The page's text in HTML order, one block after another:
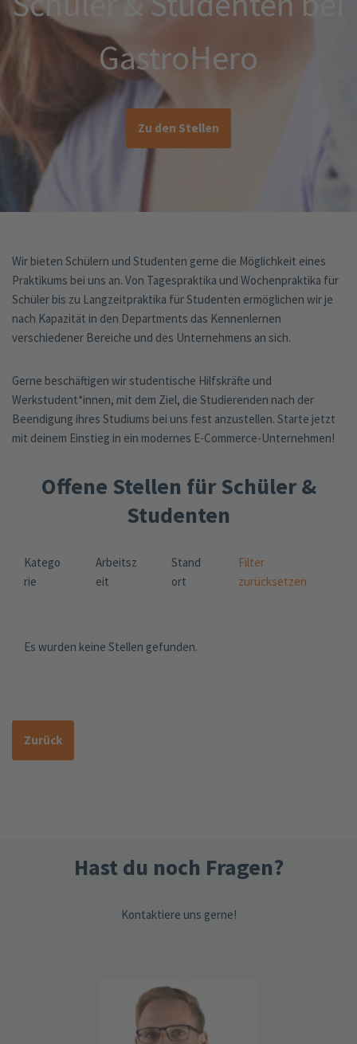
GastroHero
Zu den Stellen
Wir bieten Schülern und Studenten gerne die Möglichkeit eines
Praktikums bei uns an. Von Tagespraktika und Wochenpraktika für
Schüler bis zu Langzeitpraktika für Studenten ermöglichen wir je
nach Kapazität in den Departments das Kennenlernen
verschiedener Bereiche und des Unternehmens an sich.
Gerne beschäftigen wir studentische Hilfskräfte und
Werkstudent*innen, mit dem Ziel, die Studierenden nach der
Beendigung ihres Studiums bei uns fest anzustellen. Starte jetzt
mit deinem Einstieg in ein modernes E-Commerce-Unternehmen!
Offene Stellen für Schüler &
Studenten
Katego
rie
Arbeitsz
eit
Stand
ort
Filter
zurücksetzen
Es wurden keine Stellen gefunden.
Zurück
Hast du noch Fragen?
Kontaktiere uns gerne!